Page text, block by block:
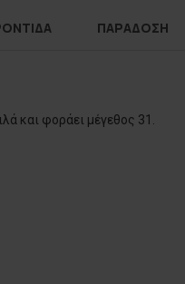
ΠΑΡΑΔΟΣΗ
και φοράει μέγεθος 31.